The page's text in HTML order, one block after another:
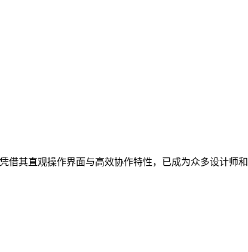
借其直观操作界面与高效协作特性，已成为众多设计师